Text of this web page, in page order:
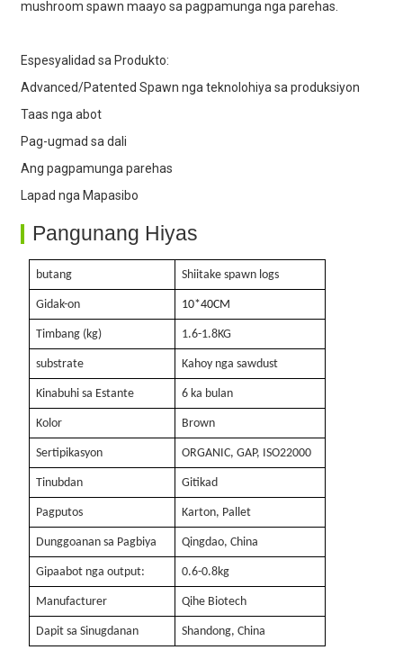
mushroom spawn maayo sa pagpamunga nga parehas.
Espesyalidad sa Produkto:
Advanced/Patented Spawn nga teknolohiya sa produksiyon
Taas nga abot
Pag-ugmad sa dali
Ang pagpamunga parehas
Lapad nga Mapasibo
Pangunang Hiyas
butang Shiitake spawn logs
Gidak-on 10*40CM
Timbang (kg) 1.6-1.8KG
substrate Kahoy nga sawdust
Kinabuhi sa Estante 6 ka bulan
Kolor Brown
Sertipikasyon ORGANIC, GAP, ISO22000
Tinubdan Gitikad
Pagputos Karton, Pallet
Dunggoanan sa Pagbiya Qingdao, China
Gipaabot nga output: 0.6-0.8kg
Manufacturer Qihe Biotech
Dapit sa Sinugdanan Shandong, China
3. Kusog nga kapabilidad sa produksiyon
4. Taas nga abot